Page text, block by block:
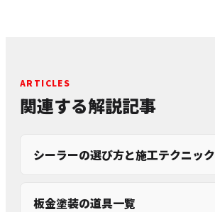
ARTICLES
関連する解説記事
シーラーの選び方と施工テクニック
板金塗装の道具一覧